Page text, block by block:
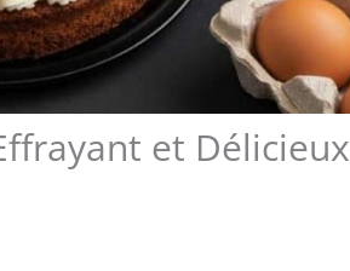
et Délicieux